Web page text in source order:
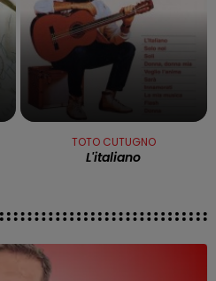
TOTO CUTUGNO
L'italiano